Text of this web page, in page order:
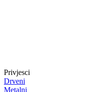
Privjesci
Drveni
Metalni